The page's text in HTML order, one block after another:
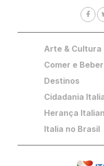
Arte & Cultura
Comer e Beber
Destinos
Cidadania
Herança
Italia no Brasil